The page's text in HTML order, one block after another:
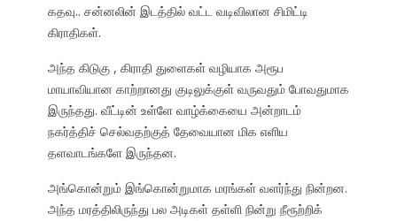
கதவு.. சன்னலின் இடத்தில் வட்ட வடிவிலான சிமிட்டி
கிராதிகள்.
அந்த கிடுகு , கிராதி துளைகள் வழியாக அரூப
மாயாவியான காற்றானது குடிலுக்குள் வருவதும் போவதுமாக
இருந்தது. வீட்டின் உள்ளே வாழ்க்கையை அன்றாடம்
நகர்த்திச் செல்வதற்குத் தேவையான மிக எளிய
தளவாடங்களே இருந்தன.
அங்கொன்றும் இங்கொன்றுமாக மரங்கள் வளர்ந்து நின்றன.
அந்த மரத்திலிருந்து பல அடிகள் தள்ளி நின்று நீரூற்றிக்